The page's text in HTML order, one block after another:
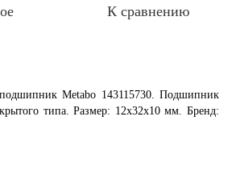
К сравнению
Metabo 143115730. Подшипник
типа. Размер: 12x32x10 мм. Бренд: